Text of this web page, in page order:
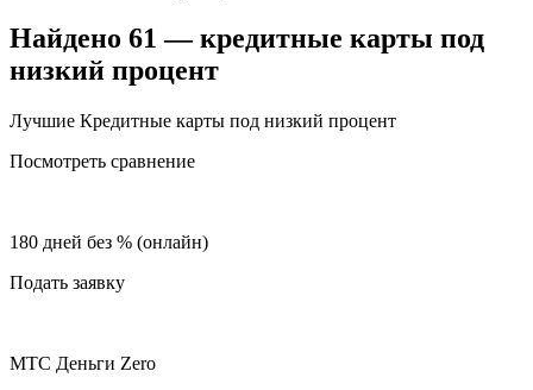
Найдено 61 — кредитные карты под
низкий процент
Лучшие Кредитные карты под низкий процент
Посмотреть сравнение
180 дней без % (онлайн)
Подать заявку
МТС Деньги Zero